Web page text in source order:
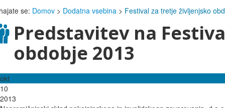
se: Domov > Dodatna vsebina > Festival za tretje življenjsko
Predstavitevna
obdobje 2013
okt
10
2013